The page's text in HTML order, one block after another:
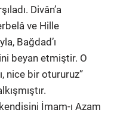
Divân’a
ve Hille
Bağdad’ı
beyan etmiştir. O
nice bir otururuz”
İmam-ı Azam